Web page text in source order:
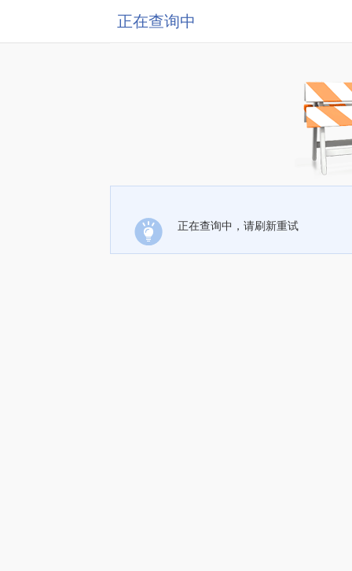
正在查询中
正在查询中，请刷新重试